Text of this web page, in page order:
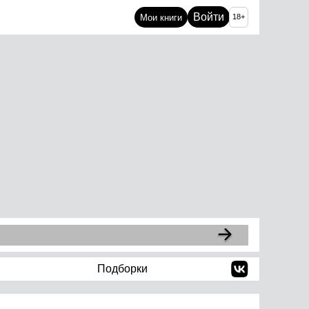
Мои книги Войти 18+
Подборки